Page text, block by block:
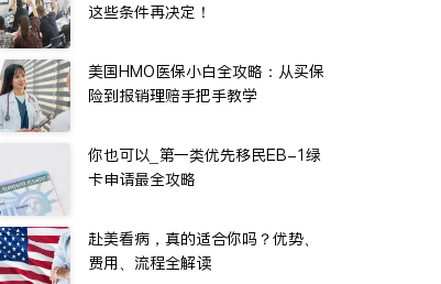
这些条件再决定！
美国HMO医保小白全攻略：从买保
险到报销理赔手把手教学
你也可以_第一类优先移民EB-1绿
卡申请最全攻略
赴美看病，真的适合你吗？优势、
费用、流程全解读